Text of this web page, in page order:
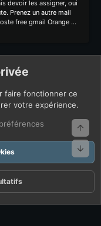
devoir les assigner, oui
Prenez un autre mail
free gmail Orange ...
faire fonctionner ce
votre expérience.